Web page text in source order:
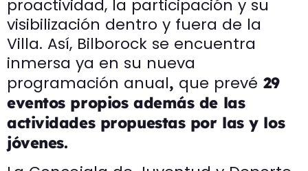
proactividad, la participación y su
visibilización dentro y fuera de la
Villa. Así, Bilborock se encuentra
inmersa ya en su nueva
programación anual, que prevé 29
eventos propios además de las
actividades propuestas por las y los
jóvenes.